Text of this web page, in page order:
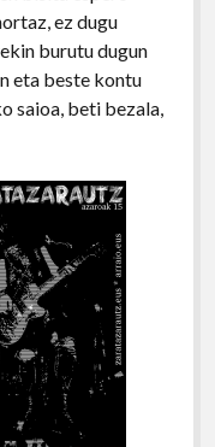
ez dugu
burutu dugun
eta beste kontu
saioa, beti bezala,